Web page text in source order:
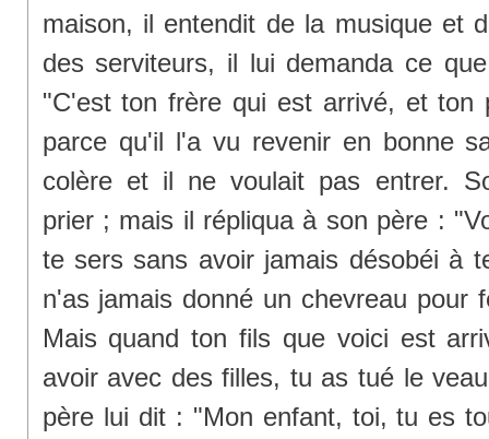
maison, il entendit de la musique et
des serviteurs, il lui demanda ce
"C'est ton frère qui est arrivé, et ton
parce qu'il l'a vu revenir en bonne
colère et il ne voulait pas entrer.
prier ; mais il répliqua à son père :
te sers sans avoir jamais désobéi à
n'as jamais donné un chevreau pour
Mais quand ton fils que voici est
avoir avec des filles, tu as tué le
père lui dit : "Mon enfant, toi, tu es